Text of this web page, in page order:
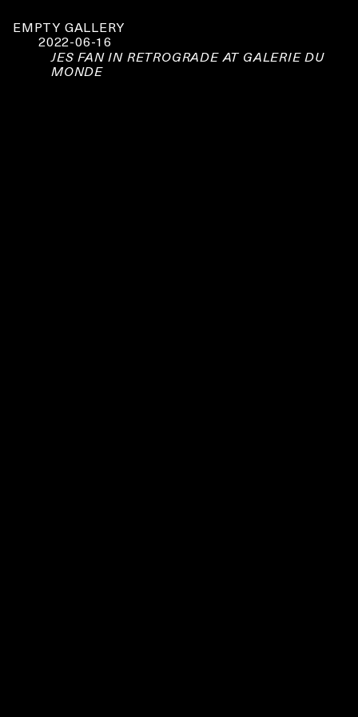
EMPTY GALLERY
2022-06-16
JES FAN IN RETROGRADE AT GALERIE DU
MONDE